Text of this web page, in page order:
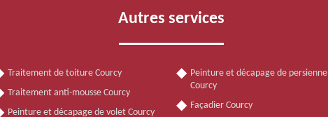
Autres services
Traitement de toiture Courcy
Traitement anti-mousse Courcy
Peinture et décapage de volet Courcy
Peinture et décapage de persienne
Courcy
Façadier Courcy